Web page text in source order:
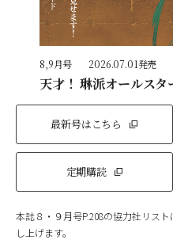
8,9月号 2026.07.01発売
天才！ 琳派オールスタ
最新号はこちら
定期購読
本誌８・９月号P.208の協力社リス
し上げます。